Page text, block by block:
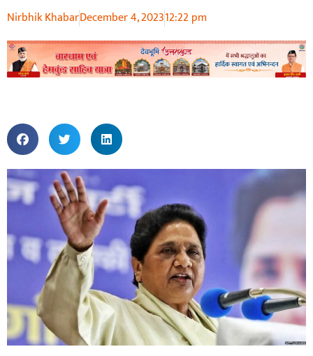
Nirbhik KhabarDecember 4, 202312:22 pm